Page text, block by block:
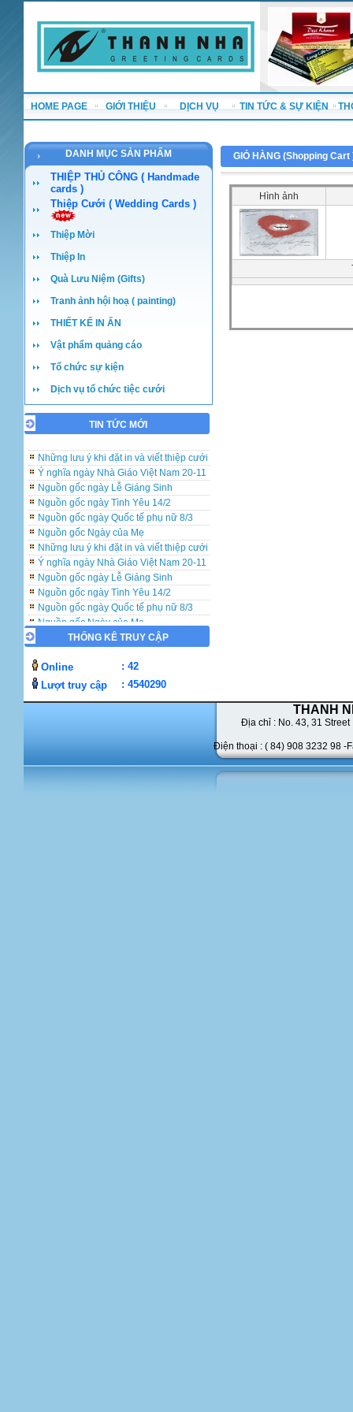
HOME PAGE GIỚI THIỆU DỊCH VỤ TIN TỨC & SỰ KIỆN
DANH MỤC SẢN PHẨM
THIỆP THỦ CÔNG ( Handmade
cards )
Thiệp Cưới ( Wedding Cards )
Thiệp Mời
Thiệp In
Quà Lưu Niệm (Gifts)
Tranh ảnh hội hoạ ( painting)
THIẾT KẾ IN ẤN
Vật phẩm quảng cáo
Tổ chức sự kiện
Dịch vụ tổ chức tiệc cưới
TIN TỨC MỚI
Những lưu ý khi đặt in và viết thiệp cưới
Nguồn gốc ngày Lễ Giáng Sinh
Nguồn gốc ngày Tình Yêu 14/2
Nguồn gốc ngày Quốc tế phụ nữ 8/3
Những lưu ý khi đặt in và viết thiệp cưới
Ý nghĩa ngày Nhà Giáo Việt Nam 20-11
Nguồn gốc ngày Lễ Giáng Sinh
Nguồn gốc ngày Tình Yêu 14/2
Nguồn gốc ngày Quốc tế phụ nữ 8/3
Nguồn gốc Ngày của Mẹ
Những lưu ý khi đặt in và viết thiệp cưới
Ý nghĩa ngày Nhà Giáo Việt Nam 20-11
Nguồn gốc ngày Lễ Giáng Sinh
Nguồn gốc ngày Tình Yêu 14/2
Nguồn gốc ngày Quốc tế phụ nữ 8/3
Nguồn gốc Ngày của Mẹ
THỐNG KÊ TRUY CẬP
Online
: 42
Lượt truy cập
: 4540290
GIỎ HÀNG (Shopping Cart
Hình ảnh
THANH
Địa chỉ : No. 43, 31 Street
Điện thoại : ( 84) 908 3232 98 -